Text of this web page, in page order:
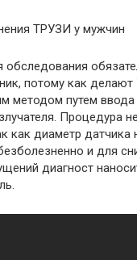
ТРУЗИ у мужчин
обследования
потому как делают
методом путем
Процедура
как диаметр датчика
и для
диагност